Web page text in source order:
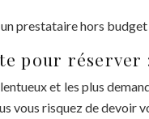
un prestataire hors
pour réserver
et les plus
vous risquez de devoir